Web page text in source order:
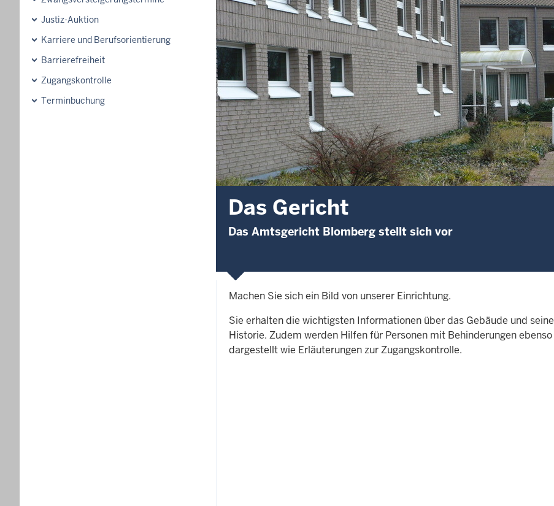
Justiz-Auktion
Karriere und Berufsorientierung
Barrierefreiheit
Zugangskontrolle
Terminbuchung
Das Gericht
Das Amtsgericht Blomberg stellt sich vor
Machen Sie sich ein Bild von unserer Einrichtung.
Sie erhalten die wichtigsten Informationen über das Gebäude und seine
Historie. Zudem werden Hilfen für Personen mit Behinderungen ebenso
dargestellt wie Erläuterungen zur Zugangskontrolle.